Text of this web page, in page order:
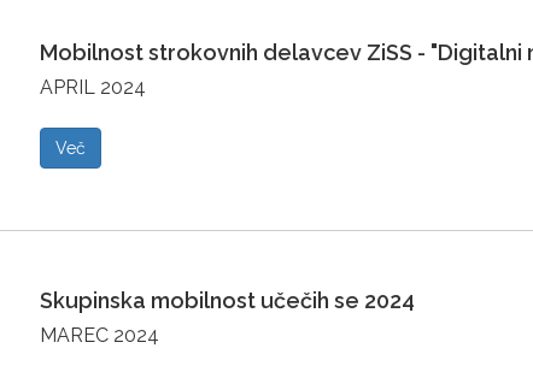
Mobilnost strokovnih delavcev ZiSS - "Digitalni
APRIL 2024
Več
Skupinska mobilnost učečih se 2024
MAREC 2024